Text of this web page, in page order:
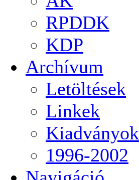
RPDDK
KDP
Archívum
Letöltések
Linkek
Kiadványok
1996-2002